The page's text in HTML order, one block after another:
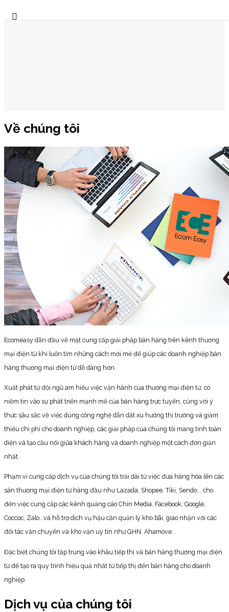
Về chúng tôi
Ecomeasy dẫn đầu về mặt cung cấp giải pháp bán hàng trên kênh thương
mại điện tử khi luôn tìm những cách mới mẻ để giúp các doanh nghiệp bán
hàng thương mại điện tử dễ dàng hơn.
Xuất phát từ đội ngũ am hiểu việc vận hành của thương mại điện tử, có
niềm tin vào sự phát triển mạnh mẽ của bán hàng trực tuyến, cùng với ý
thức sâu sắc về việc dùng công nghệ dẫn dắt xu hướng thị trường và giảm
thiểu chi phí cho doanh nghiệp, các giải pháp của chúng tôi mang tính toàn
diện và tạo cầu nối giữa khách hàng và doanh nghiệp một cách đơn giản
nhất.
Phạm vi cung cấp dịch vụ của chúng tôi trải dài từ việc đưa hàng hóa lên các
sàn thương mại điện tử hàng đầu như Lazada, Shopee, Tiki, Sendo... cho
đến việc cung cấp các kênh quảng cáo Chin Media, Facebook, Google,
Coccoc, Zalo...và hỗ trợ dịch vụ hậu cần quản lý kho bãi, giao nhận với các
đối tác vận chuyển và kho vận uy tín như GHN, Ahamove...
Đặc biệt chúng tôi tập trung vào khâu tiếp thị và bán hàng thương mại điện
tử để tạo ra quy trình hiệu quả nhất từ tiếp thị đến bán hàng cho doanh
nghiệp.
Dịch vụ của chúng tôi